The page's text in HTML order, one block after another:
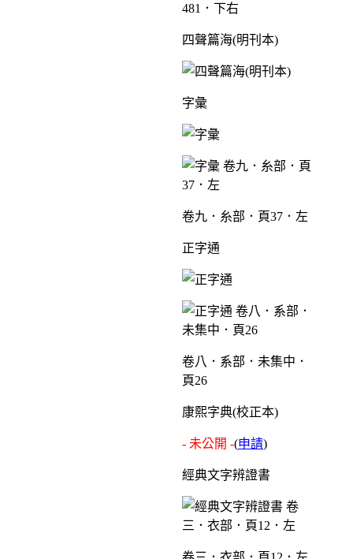
481．下右
四聲篇海(明刊本)
字彙
卷九．糸部．頁37．左
正字通
卷八．系部．未集中．
頁26
康熙字典(校正本)
- 未公開 -(申請)
經典文字辨證書